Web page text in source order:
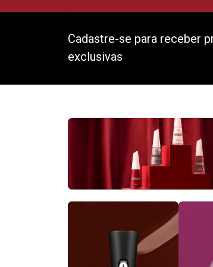
Cadastre-se para receber
exclusivas